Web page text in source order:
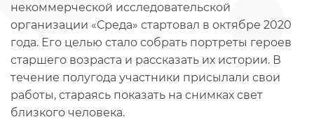
некоммерческой исследовательской
организации «Среда» стартовал в октябре 2020
года. Его целью стало собрать портреты героев
старшего возраста и рассказать их истории. В
течение полугода участники присылали свои
работы, стараясь показать на снимках свет
близкого человека.